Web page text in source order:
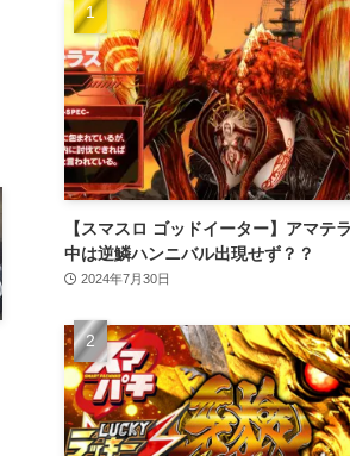
【スマスロ ゴッドイーター】アマテ
中は逆鱗ハンニバル出現せず？？
2024年7月30日